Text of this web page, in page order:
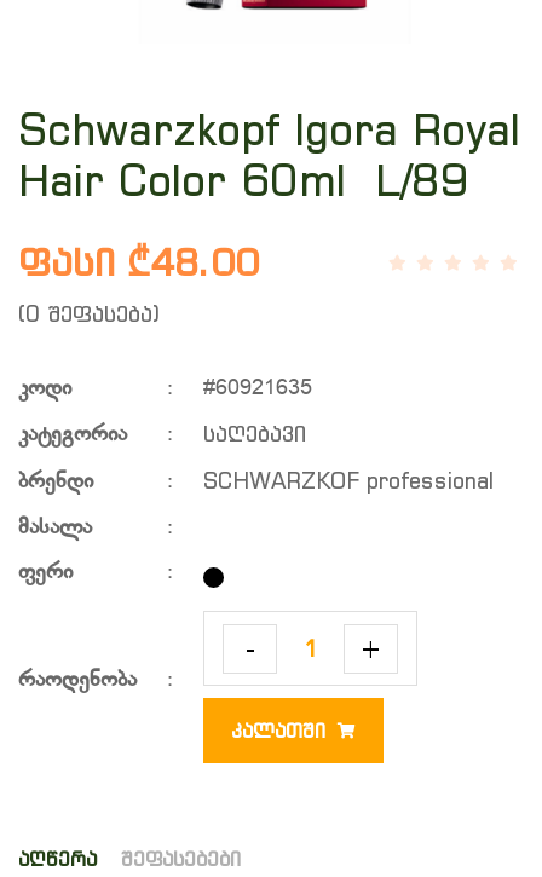
Schwarzkopf Igora Royal
Hair Color 60ml L/89
ფასი ₾48.00
(0 შეფასება)
კოდი :
#60921635
კატეგორია
:
საღებავი
ბრენდი
:
SCHWARZKOF professional
მასალა
:
ფერი
:
რაოდენობა :
- +
ᲙᲐᲚᲐᲗᲨᲘ
აღწერა შეფასებები